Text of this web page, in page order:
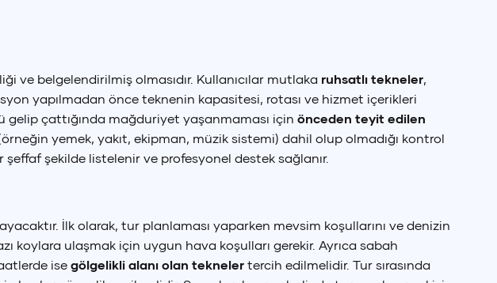
ve belgelendirilmiş olmasıdır. Kullanıcılar mutlaka ruhsatlı tekneler,
yapılmadan önce teknenin kapasitesi, rotası ve hizmet içerikleri
çattığında mağduriyet yaşanmaması için önceden teyit edilen
yemek, yakıt, ekipman, müzik sistemi) dahil olup olmadığı kontrol
şekilde listelenir ve profesyonel destek sağlanır.
İlk olarak, tur planlaması yaparken mevsim koşullarını ve denizin
koylara ulaşmak için uygun hava koşulları gerekir. Ayrıca sabah
ise gölgelikli alanı olan tekneler tercih edilmelidir. Tur sırasında